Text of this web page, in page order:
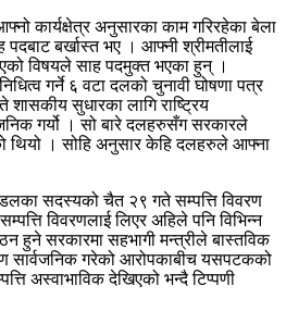
कार्यक्षेत्र अनुसारका काम गरिरहेका बेला
बर्खास्त भए । आफ्नी श्रीमतीलाई
विषयले साह पदमुक्त भएका हुन् ।
गर्ने ६ वटा दलको चुनावी घोषणा पत्र
सुधारका लागि राष्ट्रिय
गर्यो । सो बारे दलहरुसँग सरकारले
। सोहि अनुसार केहि दलहरुले आफ्ना
सदस्यको चैत २९ गते सम्पत्ति विवरण
विवरणलाई लिएर अहिले पनि विभिन्न
हुने सरकारमा सहभागी मन्त्रीले बास्तविक
सार्वजनिक गरेको आरोपकाबीच यसपटकको
अस्वाभाविक देखिएको भन्दै टिप्पणी